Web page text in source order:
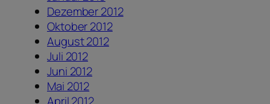
Dezember 2012
Oktober 2012
August 2012
Juli 2012
Juni 2012
Mai 2012